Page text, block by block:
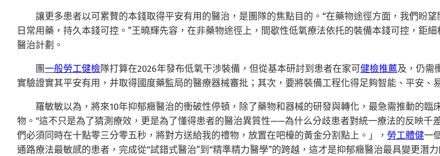
讓更多患者以可累贅的本錢取得平安有用的醫治，是團隊的焦點目的。“在藥物途徑方面，我們盼
日常用藥，持久本錢可控。”王曉輝先容，在非藥物途徑上，間歇性低氧療法依托的裝備本錢可控，鉅
醫治計劃。
團一般勞工健檢隊打算在2026年發布低氧干涉裝備，但從基本研討到患者在家可健檢推薦及，仍需
實驗證實其平安有用，并取得國度藥監局的醫療器械審批；其次，要將裝備工程化得足夠智能、平安、
羅敏敏以為，將來10年抑郁癥醫治的衝破性停頓，除了藥物和器械的研發與轉化，最急需推動的臨
物。“這不只是為了猜測療效，更是為了懂得患者的醫治異質性——為什么分歧患者對統一療法的反映千
們必須同時在十點零三分零五秒，將對方送給我的禮物，放置在吧檯的黃金分割點上。」， 勞工體健一
通路療法最敏感的患者，完成從“試錯式醫治”到“精準精力醫學”的跨越，這才是抑郁癥醫治最具變更潛